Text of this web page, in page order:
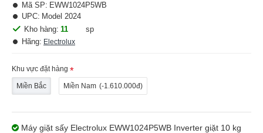
Kho hàng: 11
sp
Hãng: Electrolux
Mã SP: EWW1024P5WB
UPC: Model 2024
Khu vực đặt hàng
Miền Bắc Miền Nam (-1.610.000đ)
Máy giặt sấy Electrolux EWW1024P5WB Inverter giặt 10 kg